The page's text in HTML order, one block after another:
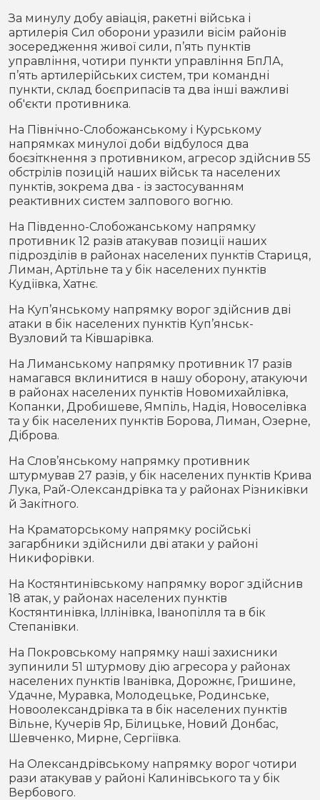
Підписатись на нас у Telegram
За минулу добу авіація, ракетні війська і
артилерія Сил оборони уразили вісім районів
зосередження живої сили, п’ять пунктів
управління, чотири пункти управління БпЛА,
п’ять артилерійських систем, три командні
пункти, склад боєприпасів та два інші важливі
об'єкти противника.
На Північно-Слобожанському і Курському
напрямках минулої доби відбулося два
боєзіткнення з противником, агресор здійснив 55
обстрілів позицій наших військ та населених
пунктів, зокрема два - із застосуванням
реактивних систем залпового вогню.
На Південно-Слобожанському напрямку
противник 12 разів атакував позиції наших
підрозділів в районах населених пунктів Стариця,
Лиман, Артільне та у бік населених пунктів
Кудіївка, Хатнє.
На Куп’янському напрямку ворог здійснив дві
атаки в бік населених пунктів Куп’янськ-
Вузловий та Ківшарівка.
На Лиманському напрямку противник 17 разів
намагався вклинитися в нашу оборону, атакуючи
в районах населених пунктів Новомихайлівка,
Копанки, Дробишеве, Ямпіль, Надія, Новоселівка
та у бік населених пунктів Борова, Лиман, Озерне,
Діброва.
На Слов’янському напрямку противник
штурмував 27 разів, у бік населених пунктів Крива
Лука, Рай-Олександрівка та у районах Різниківки
й Закітного.
На Краматорському напрямку російські
загарбники здійснили дві атаки у районі
Никифорівки.
На Костянтинівському напрямку ворог здійснив
18 атак, у районах населених пунктів
Костянтинівка, Іллінівка, Іванопілля та в бік
Степанівки.
На Покровському напрямку наші захисники
зупинили 51 штурмову дію агресора у районах
населених пунктів Іванівка, Дорожнє, Гришине,
Удачне, Муравка, Молодецьке, Родинське,
Новоолександрівка та в бік населених пунктів
Вільне, Кучерів Яр, Білицьке, Новий Донбас,
Шевченко, Мирне, Сергіївка.
На Олександрівському напрямку ворог чотири
рази атакував у районі Калинівського та у бік
Вербового.